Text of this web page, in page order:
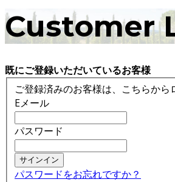
Customer
既にご登録いただいているお客様
ご登録済みのお客様は、こちらから
Eメール
パスワード
サインイン
パスワードをお忘れですか？